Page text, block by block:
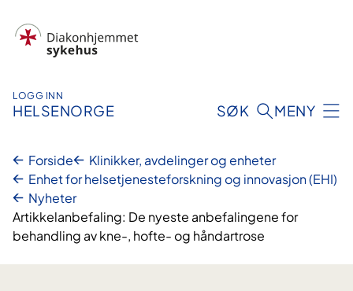
innhold
LOGG INN
HELSENORGE SØK MENY
Forside
Klinikker, avdelinger og enheter
Enhet for helsetjenesteforskning og innovasjon (EHI)
Nyheter
Artikkelanbefaling: De nyeste anbefalingene for
behandling av kne-, hofte- og håndartrose